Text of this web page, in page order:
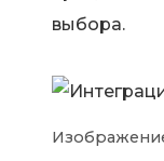
выбора.